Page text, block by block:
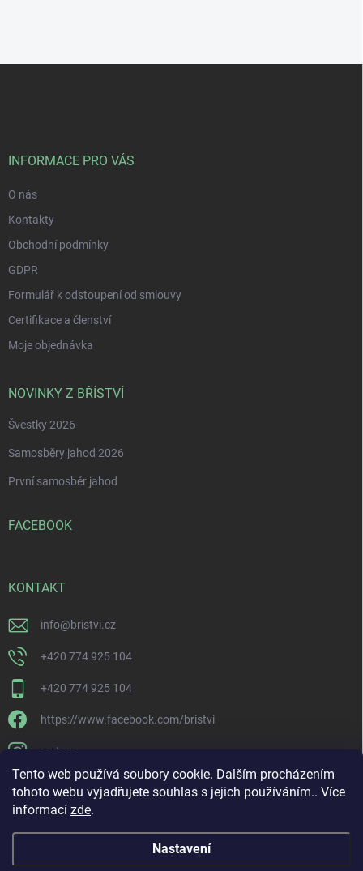
Tento web používá soubory cookie. Dalším procházením
tohoto webu vyjadřujete souhlas s jejich používáním.. Více
informací zde.
Nastavení
INFORMACE PRO VÁS
O nás
Kontakty
Obchodní podmínky
GDPR
Formulář k odstoupení od smlouvy
Certifikace a členství
Moje objednávka
NOVINKY Z BŘÍSTVÍ
Švestky 2026
Samosběry jahod 2026
První samosběr jahod
FACEBOOK
KONTAKT
info@bristvi.cz
+420 774 925 104
+420 774 925 104
https://www.facebook.com/bristvi
zertovo